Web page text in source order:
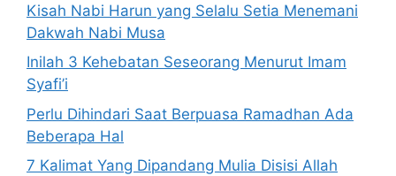
Kisah Nabi Harun yang Selalu Setia Menemani
Dakwah Nabi Musa
Inilah 3 Kehebatan Seseorang Menurut Imam
Syafi’i
Perlu Dihindari Saat Berpuasa Ramadhan Ada
Beberapa Hal
7 Kalimat Yang Dipandang Mulia Disisi Allah